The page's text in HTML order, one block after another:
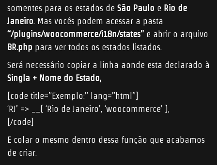
somentes para os estados de São Paulo e Rio de
Janeiro . Mas vocês podem acessar a pasta
“/plugins/woocommerce/i18n/states” e abrir o arquivo
BR.php para ver todos os estados listados.
Será necessário copiar a linha aonde esta declarado à
Singla + Nome do Estado,
[code title=”Exemplo:” lang=”html”]
‘RJ’ => __( ‘Rio de Janeiro’, ‘woocommerce’ ),
[/code]
E colar o mesmo dentro dessa função que acabamos
de criar.